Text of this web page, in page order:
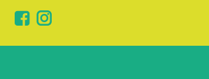
Instagram